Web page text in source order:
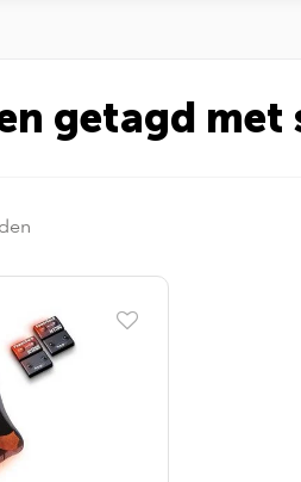
getagd met